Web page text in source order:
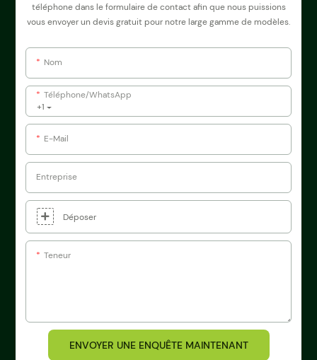
téléphone dans le formulaire de contact afin que nous puissions
vous envoyer un devis gratuit pour notre large gamme de modèles.
Nom
+1
Téléphone/WhatsApp
E-Mail
Entreprise
Déposer
Teneur
ENVOYER UNE ENQUÊTE MAINTENANT